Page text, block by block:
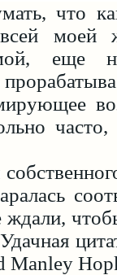
что
моей
еще
ждали,
Manley